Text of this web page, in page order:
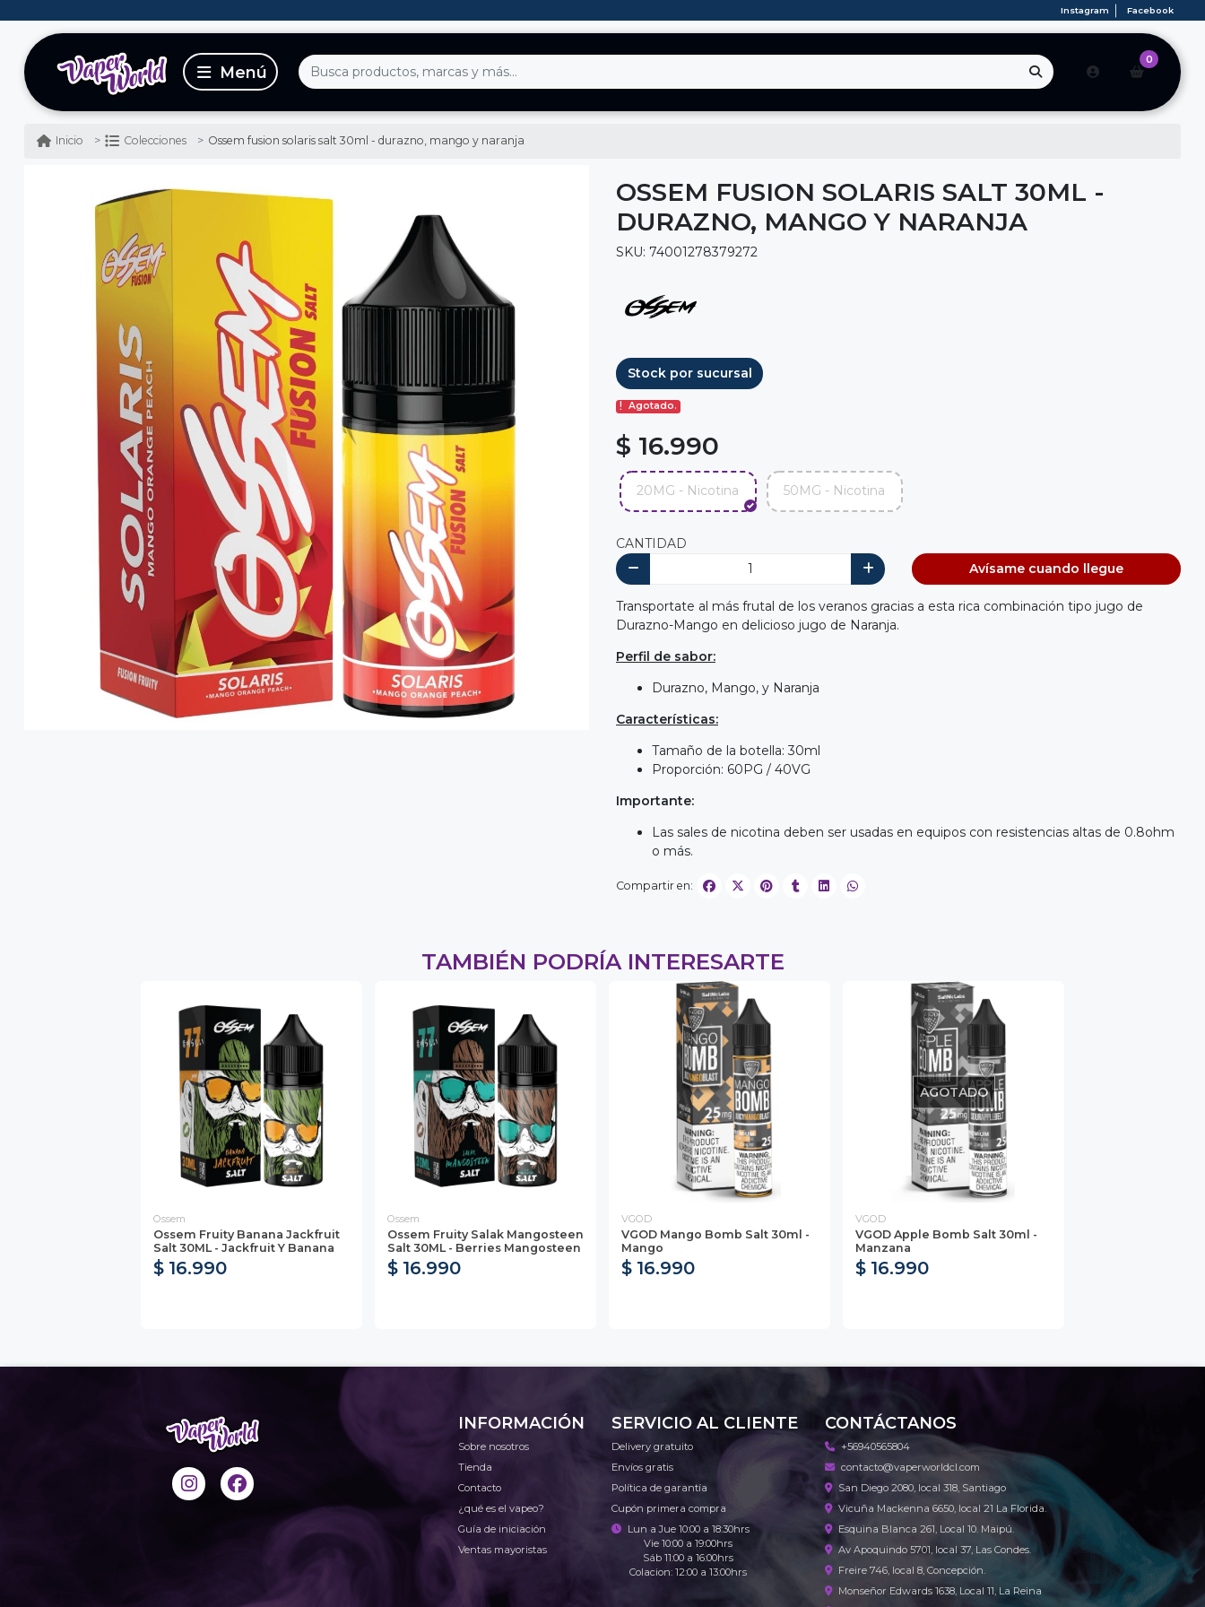
Instagram Facebook
0
Inicio Colecciones Ossem fusion solaris salt 30ml - durazno, mango y naranja
OSSEM FUSION SOLARIS SALT 30ML -
DURAZNO, MANGO Y NARANJA
SKU: 74001278379272
Stock por sucursal
Agotado.
$ 16.990
20MG - Nicotina 50MG - Nicotina
CANTIDAD
Avísame cuando llegue
Transportate al más frutal de los veranos gracias a esta rica combinación tipo jugo de
Durazno-Mango en delicioso jugo de Naranja.
Perfil de sabor:
Durazno, Mango, y Naranja
Características:
Tamaño de la botella: 30ml
Proporción: 60PG / 40VG
Importante:
Las sales de nicotina deben ser usadas en equipos con resistencias altas de 0.8ohm
o más.
Compartir en:
TAMBIÉN PODRÍA INTERESARTE
Ossem
Ossem Fruity Banana Jackfruit
Salt 30ML - Jackfruit Y Banana
$ 16.990
Ossem
Ossem Fruity Salak Mangosteen
Salt 30ML - Berries Mangosteen
$ 16.990
VGOD
VGOD Mango Bomb Salt 30ml -
Mango
$ 16.990
AGOTADO
VGOD
VGOD Apple Bomb Salt 30ml -
Manzana
$ 16.990
INFORMACIÓN
Sobre nosotros
Tienda
Contacto
¿qué es el vapeo?
Guía de iniciación
Ventas mayoristas
SERVICIO AL CLIENTE
Delivery gratuito
Envíos gratis
Política de garantía
Cupón primera compra
Lun a Jue 10:00 a 18:30hrs
Vie 10:00 a 19:00hrs
Sáb 11:00 a 16:00hrs
Colacion: 12:00 a 13:00hrs
CONTÁCTANOS
+56940565804
contacto@vaperworldcl.com
San Diego 2080, local 318, Santiago
Vicuña Mackenna 6650, local 21 La Florida.
Esquina Blanca 261, Local 10. Maipú.
Av Apoquindo 5701, local 37, Las Condes.
Freire 746, local 8, Concepción.
Monseñor Edwards 1638, Local 11, La Reina